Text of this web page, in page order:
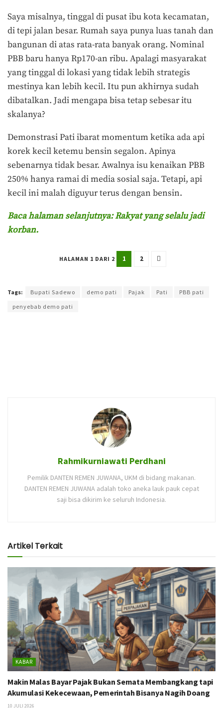
Saya misalnya, tinggal di pusat ibu kota kecamatan,
di tepi jalan besar. Rumah saya punya luas tanah dan
bangunan di atas rata-rata banyak orang. Nominal
PBB baru hanya Rp170-an ribu. Apalagi masyarakat
yang tinggal di lokasi yang tidak lebih strategis
mestinya kan lebih kecil. Itu pun akhirnya sudah
dibatalkan. Jadi mengapa bisa tetap sebesar itu
skalanya?
Demonstrasi Pati ibarat momentum ketika ada api
korek kecil ketemu bensin segalon. Apinya
sebenarnya tidak besar. Awalnya isu kenaikan PBB
250% hanya ramai di media sosial saja. Tetapi, api
kecil ini malah diguyur terus dengan bensin.
Baca halaman selanjutnya: Rakyat yang selalu jadi
korban.
HALAMAN 1 DARI 2 1 2
Tags: Bupati Sadewo demo pati Pajak Pati
PBB pati
penyebab demo pati
Rahmikurniawati Perdhani
Pemilik DANTEN REMEN JUWANA, UKM di bidang makanan.
DANTEN REMEN JUWANA adalah toko aneka lauk pauk cepat
saji bisa dikirim ke seluruh Indonesia.
Artikel Terkait
KABAR
Makin Malas Bayar Pajak Bukan Semata Membangkang tapi
Akumulasi Kekecewaan, Pemerintah Bisanya Nagih Doang
10 JULI 2026